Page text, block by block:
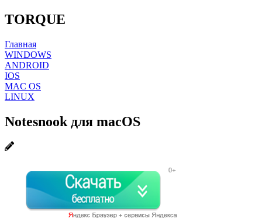
TORQUE
Главная
WINDOWS
ANDROID
IOS
MAC OS
LINUX
Notesnook для macOS